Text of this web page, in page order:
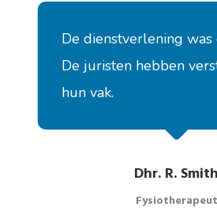
Mijn jurist heeft mij
uitstekend geholpen
schade te verhalen.
gekomen. Zeker een